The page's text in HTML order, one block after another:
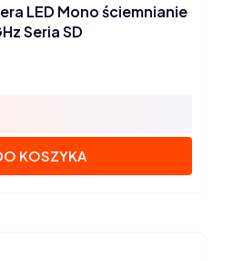
LED Mono ściemnianie
Seria SD
KOSZYKA